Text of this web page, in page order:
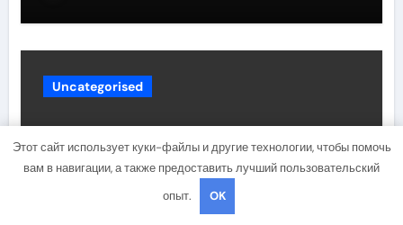
Uncategorised
Этот сайт использует куки-файлы и другие технологии, чтобы помочь
вам в навигации, а также предоставить лучший пользовательский
опыт.
OK